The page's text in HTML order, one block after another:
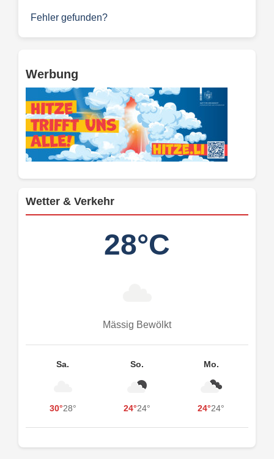
Fehler gefunden?
Werbung
Wetter & Verkehr
28°C
Mässig Bewölkt
Sa.
30°28°
So.
24°24°
Mo.
24°24°